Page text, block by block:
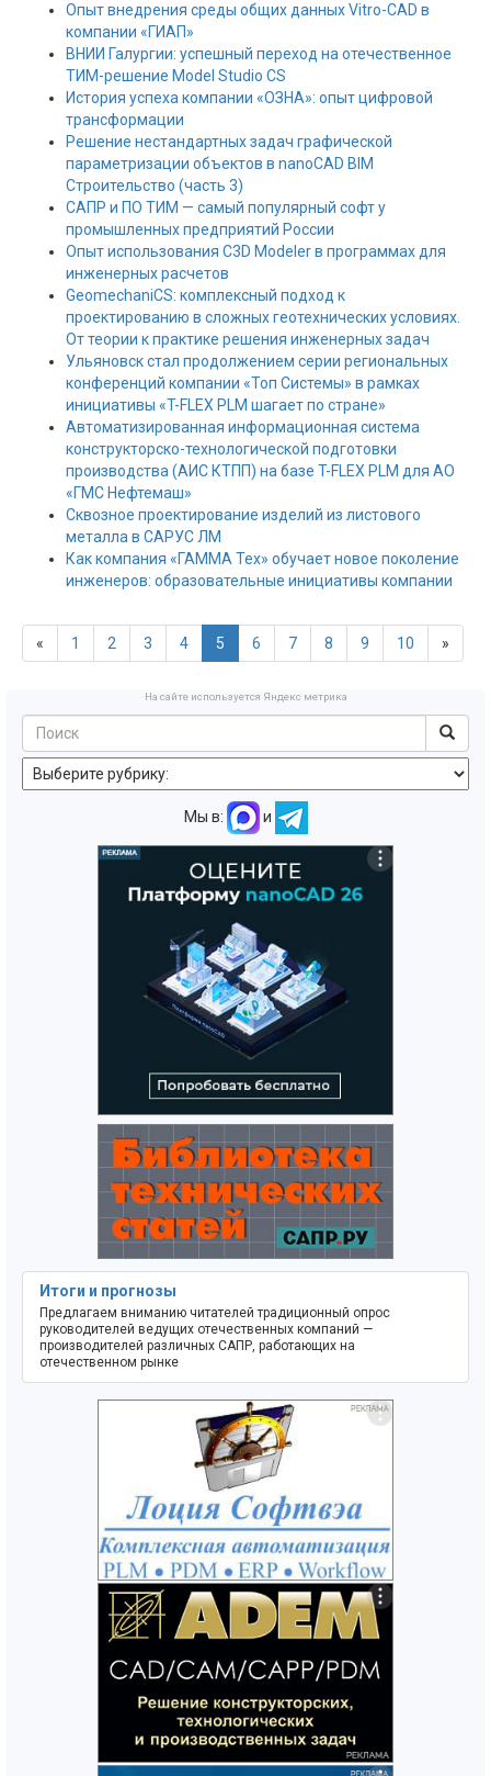
Опыт внедрения среды общих данных Vitro-CAD в
компании «ГИАП»
ВНИИ Галургии: успешный переход на отечественное
ТИМ-решение Model Studio CS
История успеха компании «ОЗНА»: опыт цифровой
трансформации
Решение нестандартных задач графической
параметризации объектов в nanoCAD BIM
Строительство (часть 3)
САПР и ПО ТИМ — самый популярный софт у
промышленных предприятий России
Опыт использования C3D Modeler в программах для
инженерных расчетов
GeomechaniCS: комплексный подход к
проектированию в сложных геотехнических условиях.
От теории к практике решения инженерных задач
Ульяновск стал продолжением серии региональных
конференций компании «Топ Системы» в рамках
инициативы «T-FLEX PLM шагает по стране»
Автоматизированная информационная система
конструкторско-технологической подготовки
производства (АИС КТПП) на базе T-FLEX PLM для АО
«ГМС Нефтемаш»
Сквозное проектирование изделий из листового
металла в САРУС ЛМ
Как компания «ГАММА Тех» обучает новое поколение
инженеров: образовательные инициативы компании
« 1 2 3 4 5 6 7 8 9 10 »
На сайте используется Яндекс метрика
Мы в: и
Итоги и прогнозы
Предлагаем вниманию читателей традиционный опрос
руководителей ведущих отечественных компаний —
производителей различных САПР, работающих на
отечественном рынке